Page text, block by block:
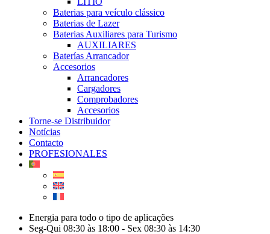
Baterias para veículo clássico
Baterias de Lazer
Baterias Auxiliares para Turismo
AUXILIARES
Baterías Arrancador
Accesorios
Arrancadores
Cargadores
Comprobadores
Accesorios
Torne-se Distribuidor
Notícias
Contacto
PROFESIONALES
Energia para todo o tipo de aplicações
Seg-Qui 08:30 às 18:00 - Sex 08:30 às 14:30